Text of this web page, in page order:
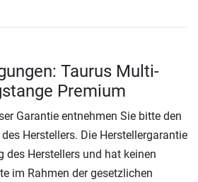
Taurus Multi-
Premium
Garantie entnehmen Sie bitte den
Herstellers. Die Herstellergarantie
des Herstellers und hat keinen
im Rahmen der gesetzlichen